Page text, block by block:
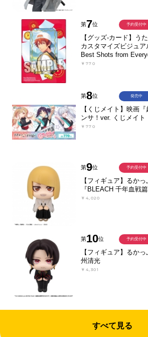
第7位
【グッズ-カード】う
カスタマイズビジュ
Best Shots from
￥770
予約受付中
第8位
【くじメイト】映画
ンサ！ver. くじメイト
￥770
発売中
第9位
【フィギュア】るか
『BLEACH 千年血戦
￥4,020
予約受付中
第10位
【フィギュア】るか
州清光
￥4,301
予約受付中
すべて見る